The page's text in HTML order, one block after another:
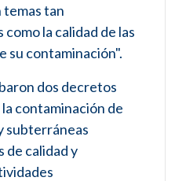
tan
la calidad de las
su contaminación".
dos decretos
contaminación de
subterráneas
de calidad y